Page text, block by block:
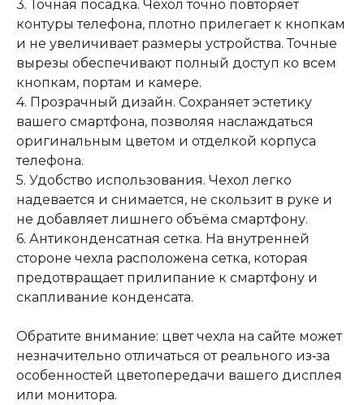
3. Точная посадка. Чехол точно повторяет
контуры телефона, плотно прилегает к кнопкам
и не увеличивает размеры устройства. Точные
вырезы обеспечивают полный доступ ко всем
кнопкам, портам и камере.
4. Прозрачный дизайн. Сохраняет эстетику
вашего смартфона, позволяя наслаждаться
оригинальным цветом и отделкой корпуса
телефона.
5. Удобство использования. Чехол легко
надевается и снимается, не скользит в руке и
не добавляет лишнего объёма смартфону.
6. Антиконденсатная сетка. На внутренней
стороне чехла расположена сетка, которая
предотвращает прилипание к смартфону и
скапливание конденсата.
Обратите внимание: цвет чехла на сайте может
незначительно отличаться от реального из‑за
особенностей цветопередачи вашего дисплея
или монитора.